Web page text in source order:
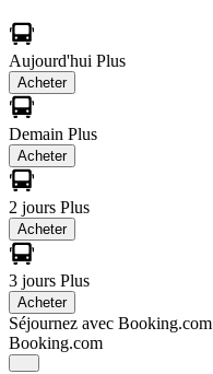
Aujourd'hui Plus
Acheter
Demain Plus
Acheter
2 jours Plus
Acheter
3 jours Plus
Acheter
Séjournez avec Booking.com
Booking.com